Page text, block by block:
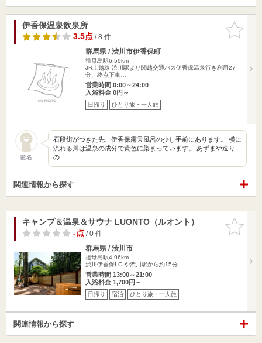
お気に入
りに追加
伊香保温泉飲泉所
3.5点/ 8 件
群馬県 / 渋川市伊香保町
祖母島駅6.59km
JR上越線 渋川駅より関越交通バス伊香保温泉行き利用27
分、終点下車…
営業時間 0:00～24:00
入浴料金 0円～
日帰り ひとり旅・一人旅
匿名
石段街がつきた先、伊香保露天風呂の少し手前にあります。 横に
流れる川は温泉の成分で黄色に染まっています。 あずまや造り
の…
関連情報から探す
お気に入
りに追加
キャンプ＆温泉＆サウナ LUONTO（ルオント）
-点/ 0 件
群馬県 / 渋川市
祖母島駅4.96km
渋川伊香保I.C.や渋川駅から約15分
営業時間 13:00～21:00
入浴料金 1,700円～
日帰り 宿泊 ひとり旅・一人旅
関連情報から探す